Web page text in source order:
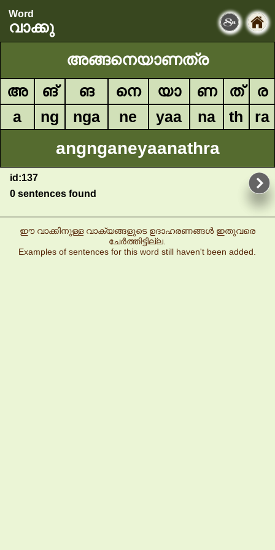
Word
വാക്കു
അങ്ങനെയാണത്ര
അ ങ് ങ നെ യാ ണ ത്
ര
a
ng nga ne yaa na th ra
angnganeyaanathra
id:137
0 sentences found
ഈ വാക്കിനുള്ള വാക്യങ്ങളുടെ ഉദാഹരണങ്ങൾ ഇതുവരെ
ചേർത്തിട്ടില്ല.
Examples of sentences for this word still haven't been added.